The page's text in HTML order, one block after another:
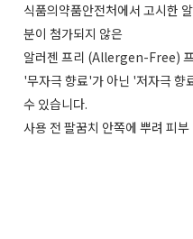
식품의약품안전처에서 고시한
분이 첨가되지 않은
알러젠 프리 (Allergen-Free)
'무자극 향료'가 아닌 '저자극 향
수 있습니다.
사용 전 팔꿈치 안쪽에 뿌려 피